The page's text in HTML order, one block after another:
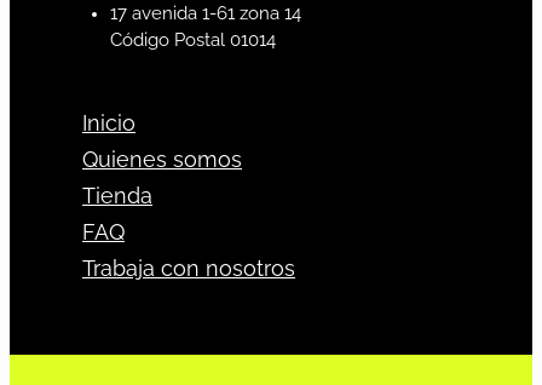
17 avenida 1-61 zona 14
Código Postal 01014
Inicio
Quienes somos
Tienda
FAQ
Trabaja con nosotros